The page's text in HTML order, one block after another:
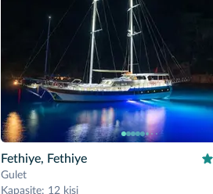
Fethiye, Fethiye
Gulet
Kapasite: 12 kişi